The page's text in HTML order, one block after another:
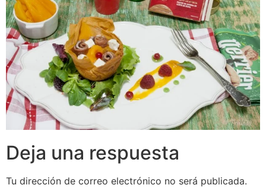
Deja una respuesta
Tu dirección de correo electrónico no será publicada.